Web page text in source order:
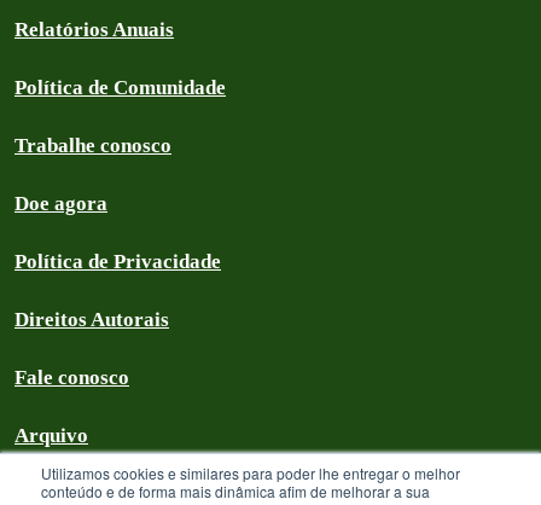
Utilizamos cookies e similares para poder lhe entregar o melhor
conteúdo e de forma mais dinâmica afim de melhorar a sua
Relatórios Anuais
Política de Comunidade
Trabalhe conosco
Doe agora
Política de Privacidade
Direitos Autorais
Fale conosco
Arquivo